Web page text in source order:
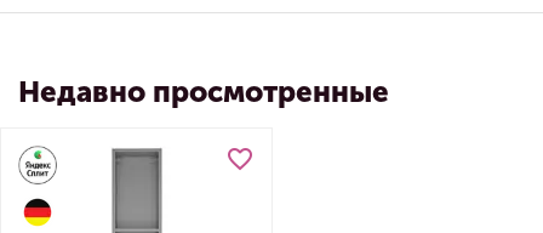
Недавно просмотренные